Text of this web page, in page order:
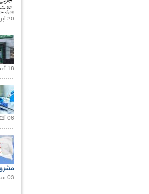
20 أبريل 2021 |
18 أغسطس 2020 |
06 أكتوبر 2021 |
03 سبتمبر 2020 |